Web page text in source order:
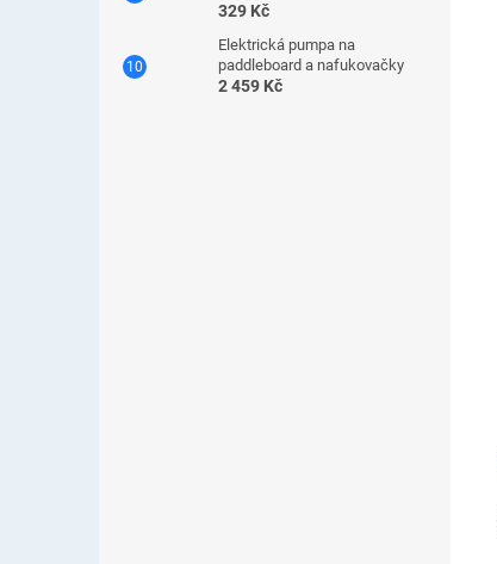
329 Kč
Elektrická pumpa na
paddleboard a nafukovačky
2 459 Kč